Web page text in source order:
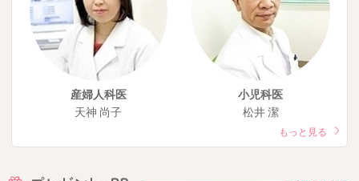
産婦人科医
天神 尚子
小児科医
松井 潔
もっと見る